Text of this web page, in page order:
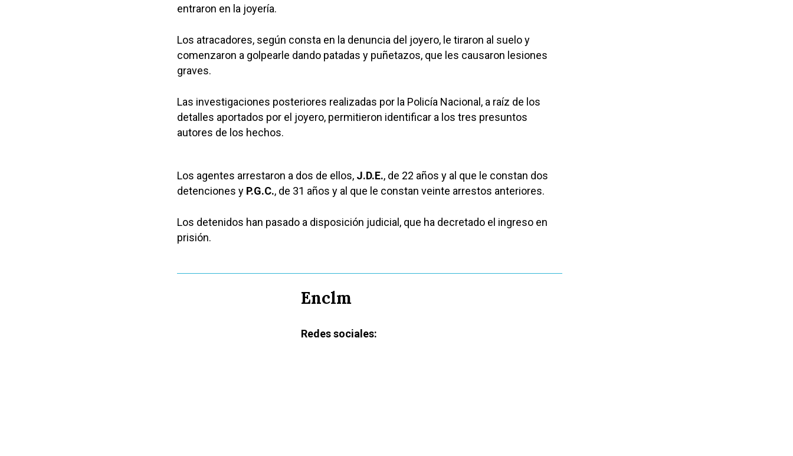
entraron en la joyería.
Los atracadores, según consta en la denuncia del joyero, le tiraron al suelo y
comenzaron a golpearle dando patadas y puñetazos, que les causaron lesiones
graves.
Las investigaciones posteriores realizadas por la Policía Nacional, a raíz de los
detalles aportados por el joyero, permitieron identificar a los tres presuntos
autores de los hechos.
Los agentes arrestaron a dos de ellos, J.D.E., de 22 años y al que le constan dos
detenciones y P.G.C., de 31 años y al que le constan veinte arrestos anteriores.
Los detenidos han pasado a disposición judicial, que ha decretado el ingreso en
prisión.
Enclm
Redes sociales: